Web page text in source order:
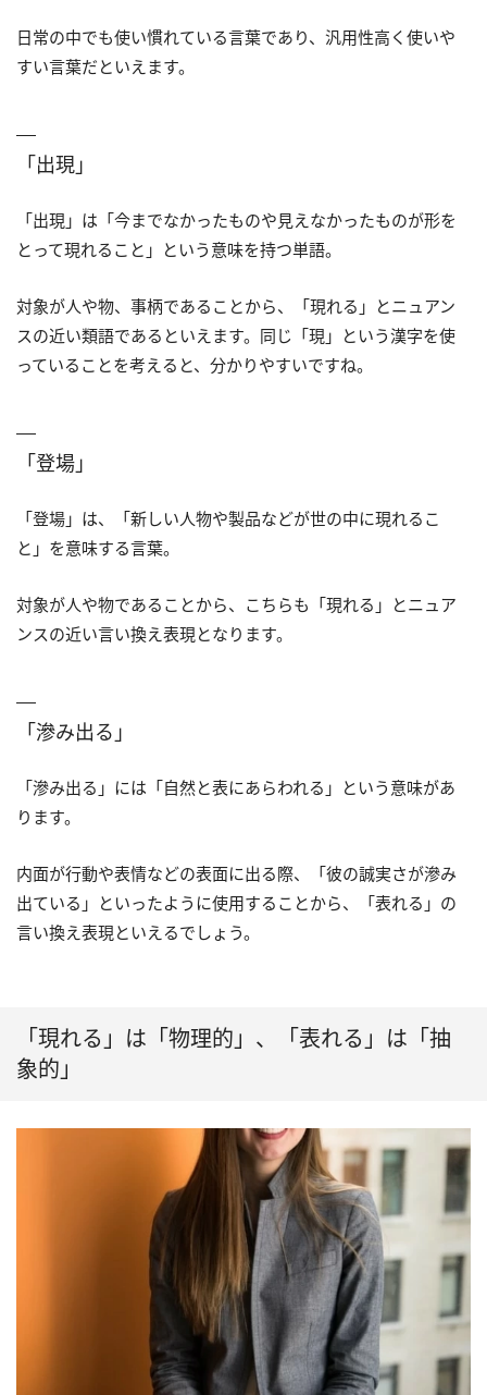
日常の中でも使い慣れている言葉であり、汎用性高く使いや
すい言葉だといえます。
「出現」
「出現」は「今までなかったものや見えなかったものが形を
とって現れること」という意味を持つ単語。
対象が人や物、事柄であることから、「現れる」とニュアン
スの近い類語であるといえます。同じ「現」という漢字を使
っていることを考えると、分かりやすいですね。
「登場」
「登場」は、「新しい人物や製品などが世の中に現れるこ
と」を意味する言葉。
対象が人や物であることから、こちらも「現れる」とニュア
ンスの近い言い換え表現となります。
「滲み出る」
「滲み出る」には「自然と表にあらわれる」という意味があ
ります。
内面が行動や表情などの表面に出る際、「彼の誠実さが滲み
出ている」といったように使用することから、「表れる」の
言い換え表現といえるでしょう。
「現れる」は「物理的」、「表れる」は「抽
象的」